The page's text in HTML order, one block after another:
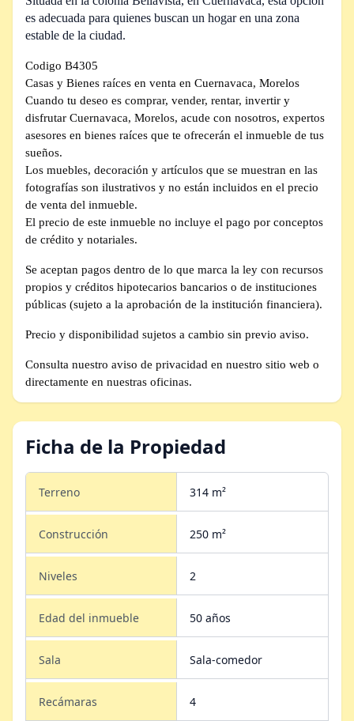
es adecuada para quienes buscan un hogar en una zona
estable de la ciudad.
Codigo B4305
Casas y Bienes raíces en venta en Cuernavaca, Morelos
Cuando tu deseo es comprar, vender, rentar, invertir y
disfrutar Cuernavaca, Morelos, acude con nosotros, expertos
asesores en bienes raíces que te ofrecerán el inmueble de tus
sueños.
Los muebles, decoración y artículos que se muestran en las
fotografías son ilustrativos y no están incluidos en el precio
de venta del inmueble.
El precio de este inmueble no incluye el pago por conceptos
de crédito y notariales.
Se aceptan pagos dentro de lo que marca la ley con recursos
propios y créditos hipotecarios bancarios o de instituciones
públicas (sujeto a la aprobación de la institución financiera).
Precio y disponibilidad sujetos a cambio sin previo aviso.
Consulta nuestro aviso de privacidad en nuestro sitio web o
directamente en nuestras oficinas.
Ficha de la Propiedad
Terreno 314 m²
Construcción 250 m²
Niveles 2
Edad del inmueble 50 años
Sala Sala-comedor
Recámaras 4